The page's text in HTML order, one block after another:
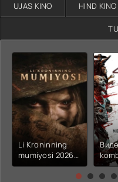
UJAS KINO HIND KINO
Li Kroninning
mumiyosi 2026
(uzbek tilida
kino) tarjima HD